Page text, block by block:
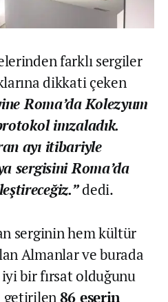
farklı sergiler
dikkati çeken
Roma’da Kolezyum
imzaladık.
ayı itibariyle
sergisini Roma’da
dedi.
serginin hem kültür
Almanlar ve burada
bir fırsat olduğunu
getirilen86 eserin